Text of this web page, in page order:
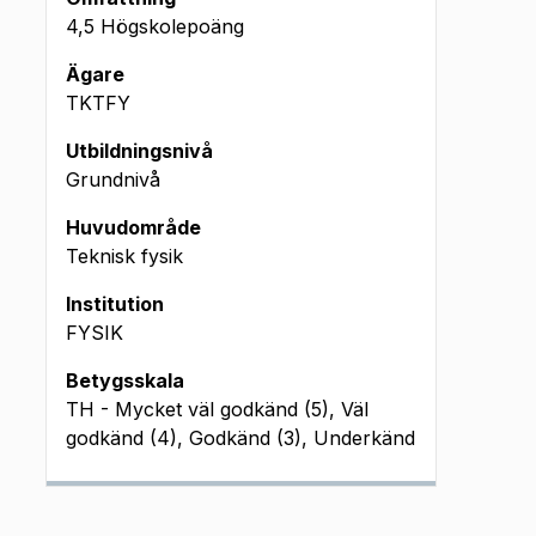
4,5 Högskolepoäng
Ägare
TKTFY
Utbildningsnivå
Grundnivå
Huvudområde
Teknisk fysik
Institution
FYSIK
Betygsskala
TH - Mycket väl godkänd (5), Väl
godkänd (4), Godkänd (3), Underkänd